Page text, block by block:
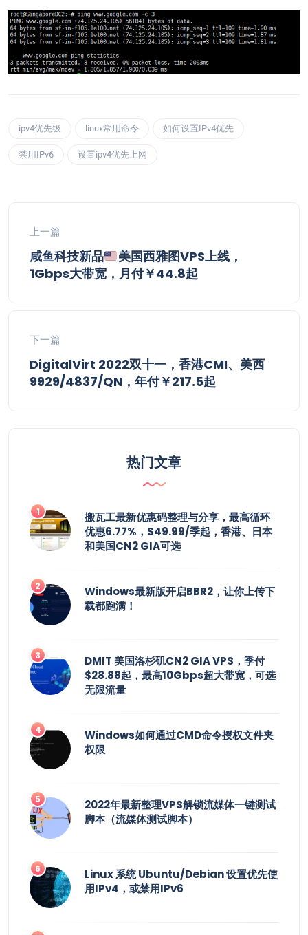
ipv4优先级 linux常用命令 如何设置IPv4优先
禁用IPv6 设置ipv4优先上网
上一篇
咸鱼科技新品
美国西雅图VPS上线，
1Gbps大带宽，月付￥44.8起
下一篇
DigitalVirt 2022双十一，香港CMI、美西
9929/4837/QN，年付￥217.5起
热门文章
搬瓦工最新优惠码整理与分享，最高循环
优惠6.77%，$49.99/季起，香港、日本
和美国CN2 GIA可选
Windows最新版开启BBR2，让你上传下
载都跑满！
DMIT 美国洛杉矶CN2 GIA VPS，季付
$28.88起，最高10Gbps超大带宽，可选
无限流量
Windows如何通过CMD命令授权文件夹
权限
2022年最新整理VPS解锁流媒体一键测试
脚本（流媒体测试脚本）
Linux 系统 Ubuntu/Debian 设置优先使
用IPv4，或禁用IPv6